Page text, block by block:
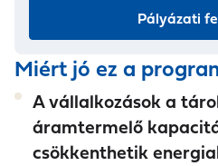
Pályázati
Miért jó ez a
A vállalkozások a
áramtermelő
csökkenthetik